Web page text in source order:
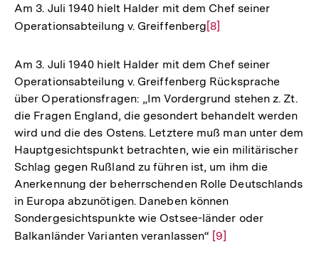
Am 3. Juli 1940 hielt Halder mit dem Chef seiner
Operationsabteilung v. GreiffenbergZur
der
Fußnote
[8]
Am 3. Juli 1940 hielt Halder mit dem Chef seiner
Operationsabteilung v. Greiffenberg Rücksprache
über Operationsfragen: „Im Vordergrund stehen z. Zt.
die Fragen England, die gesondert behandelt werden
wird und die des Ostens. Letztere muß man unter dem
Hauptgesichtspunkt betrachten, wie ein militärischer
Schlag gegen Rußland zu führen ist, um ihm die
Anerkennung der beherrschenden Rolle Deutschlands
in Europa abzunötigen. Daneben können
Sondergesichtspunkte wie Ostsee-länder oder
Balkanländer Varianten veranlassen“ Zur
[9]